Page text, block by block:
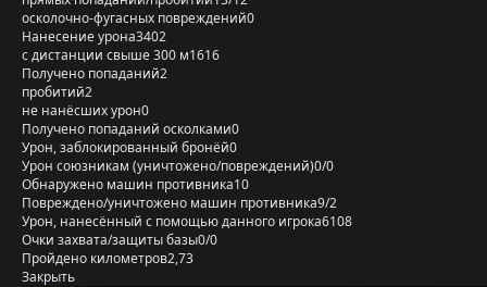
осколочно-фугасных повреждений0
Нанесение урона3402
с дистанции свыше 300 м1616
Получено попаданий2
пробитий2
не нанёсших урон0
Получено попаданий осколками0
Урон, заблокированный бронёй0
Урон союзникам (уничтожено/повреждений)0/0
Обнаружено машин противника10
Повреждено/уничтожено машин противника9/2
Урон, нанесённый с помощью данного игрока6108
Очки захвата/защиты базы0/0
Пройдено километров2,73
Закрыть